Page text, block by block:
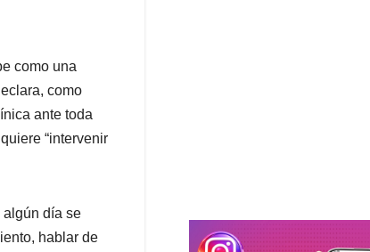
como una
como
ante toda
“intervenir
algún día se
hablar de